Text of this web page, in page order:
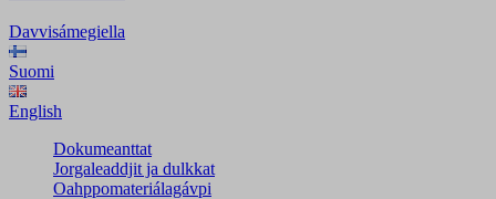
Davvisámegiella
Suomi
English
Dokumeanttat
Jorgaleaddjit ja dulkkat
Oahppomateriálagávpi